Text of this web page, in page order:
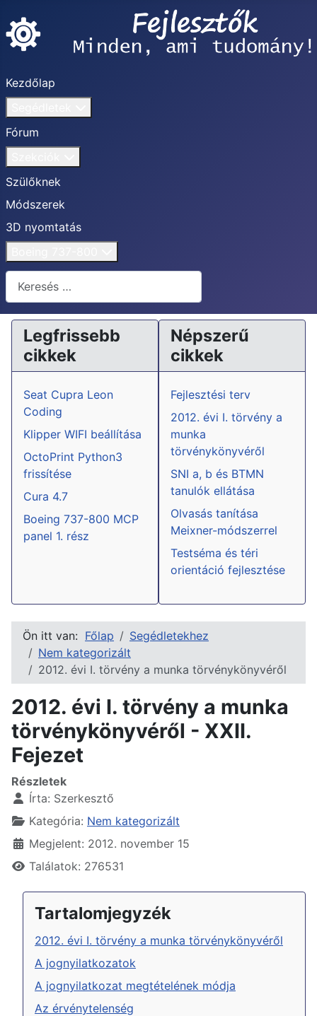
Kezdőlap
Fórum
Szülőknek
Módszerek
3D nyomtatás
Keresés...
Legfrissebb
cikkek
Seat Cupra Leon
Coding
Klipper WIFI beállítása
OctoPrint Python3
frissítése
Cura 4.7
Boeing 737-800 MCP
panel 1. rész
Népszerű
cikkek
Fejlesztési terv
2012. évi I. törvény a
munka
törvénykönyvéről
SNI a, b és BTMN
tanulók ellátása
Olvasás tanítása
Meixner-módszerrel
Testséma és téri
orientáció fejlesztése
Ön itt van: Főlap
Segédletekhez
Nem kategorizált
2012. évi I. törvény a munka törvénykönyvéről
2012. évi I. törvény a munka
törvénykönyvéről - XXII.
Fejezet
Részletek
Írta: Szerkesztő
Kategória: Nem kategorizált
Megjelent: 2012. november 15
Találatok: 276531
Tartalomjegyzék
2012. évi I. törvény a munka törvénykönyvéről
A jognyilatkozatok
A jognyilatkozat megtételének módja
Az érvénytelenség